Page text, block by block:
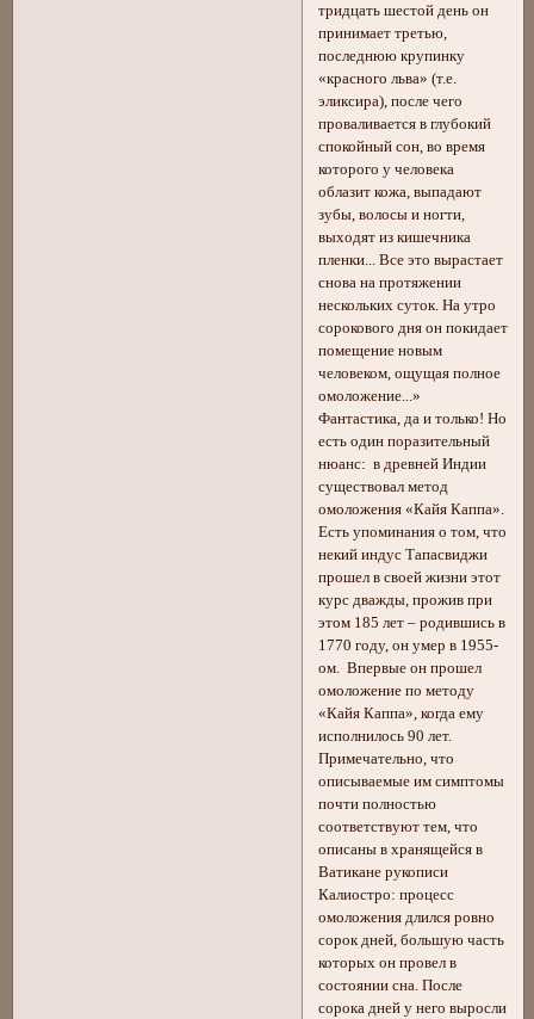
тридцать шестой день он
принимает третью,
последнюю крупинку
«красного льва» (т.е.
эликсира), после чего
проваливается в глубокий
спокойный сон, во время
которого у человека
облазит кожа, выпадают
зубы, волосы и ногти,
выходят из кишечника
пленки... Все это вырастает
снова на протяжении
нескольких суток. На утро
сорокового дня он покидает
помещение новым
человеком, ощущая полное
омоложение...»
Фантастика, да и только! Но
есть один поразительный
нюанс: в древней Индии
существовал метод
омоложения «Кайя Каппа».
Есть упоминания о том, что
некий индус Тапасвиджи
прошел в своей жизни этот
курс дважды, прожив при
этом 185 лет – родившись в
1770 году, он умер в 1955-
ом. Впервые он прошел
омоложение по методу
«Кайя Каппа», когда ему
исполнилось 90 лет.
Примечательно, что
описываемые им симптомы
почти полностью
соответствуют тем, что
описаны в хранящейся в
Ватикане рукописи
Калиостро: процесс
омоложения длился ровно
сорок дней, большую часть
которых он провел в
состоянии сна. После
сорока дней у него выросли